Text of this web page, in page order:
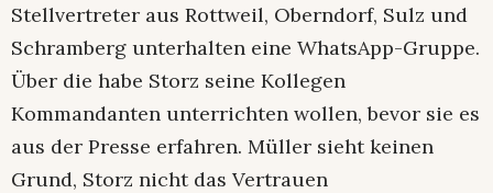
Stellvertreter aus Rottweil, Oberndorf, Sulz und
Schramberg unterhalten eine WhatsApp-Gruppe.
Über die habe Storz seine Kollegen
Kommandanten unterrichten wollen, bevor sie es
aus der Presse erfahren. Müller sieht keinen
Grund, Storz nicht das Vertrauen